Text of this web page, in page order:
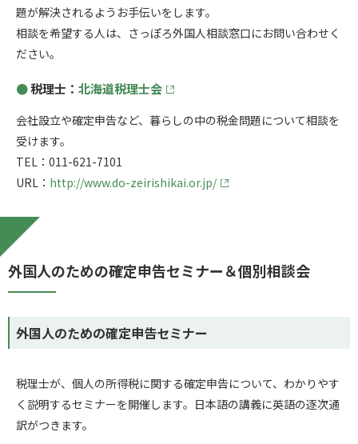
題が解決されるようお手伝いをします。
相談を希望する人は、さっぽろ外国人相談窓口にお問い合わせく
ださい。
税理士： 北海道税理士会
会社設立や確定申告など、暮らしの中の税金問題について相談を
受けます。
TEL：011-621-7101
URL： http://www.do-zeirishikai.or.jp/
外国人のための確定申告セミナー＆個別相談会
外国人のための確定申告セミナー
税理士が、個人の所得税に関する確定申告について、わかりやす
く説明するセミナーを開催します。日本語の講義に英語の逐次通
訳がつきます。